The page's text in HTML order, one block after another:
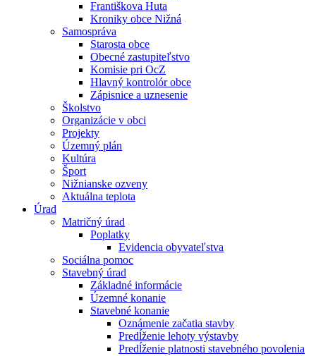
Františkova Huta
Kroniky obce Nižná
Samospráva
Starosta obce
Obecné zastupiteľstvo
Komisie pri OcZ
Hlavný kontrolór obce
Zápisnice a uznesenie
Školstvo
Organizácie v obci
Projekty
Územný plán
Kultúra
Šport
Nižnianske ozveny
Aktuálna teplota
Úrad
Matričný úrad
Poplatky
Evidencia obyvateľstva
Sociálna pomoc
Stavebný úrad
Základné informácie
Územné konanie
Stavebné konanie
Oznámenie začatia stavby
Predĺženie lehoty výstavby
Predĺženie platnosti stavebného povolenia